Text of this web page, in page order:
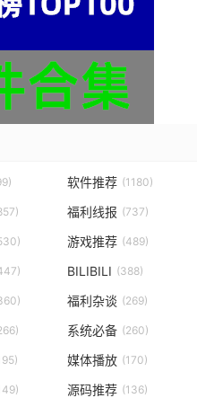
软件推荐 (1180)
福利线报 (737)
游戏推荐 (489)
BILIBILI (388)
福利杂谈 (269)
系统必备 (260)
媒体播放 (170)
源码推荐 (136)